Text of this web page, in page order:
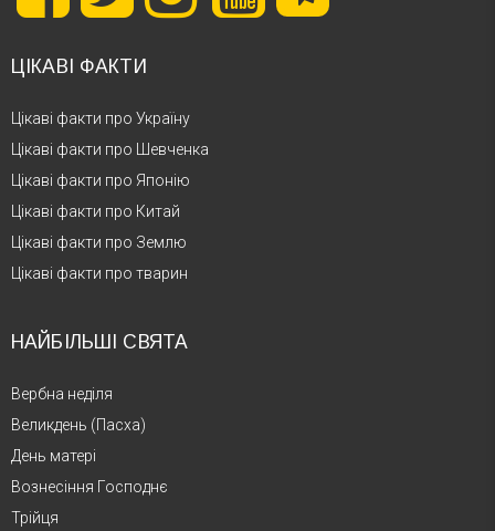
ЦІКАВІ ФАКТИ
Цікаві факти про Україну
Цікаві факти про Шевченка
Цікаві факти про Японію
Цікаві факти про Китай
Цікаві факти про Землю
Цікаві факти про тварин
НАЙБІЛЬШІ СВЯТА
Вербна неділя
Великдень (Пасха)
День матері
Вознесіння Господнє
Трійця